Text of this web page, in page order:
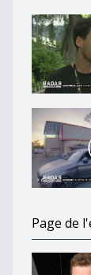
Au coeur
Un mega
Page de